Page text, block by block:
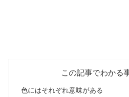
この記事でわかる
色にはそれぞれ意味がある